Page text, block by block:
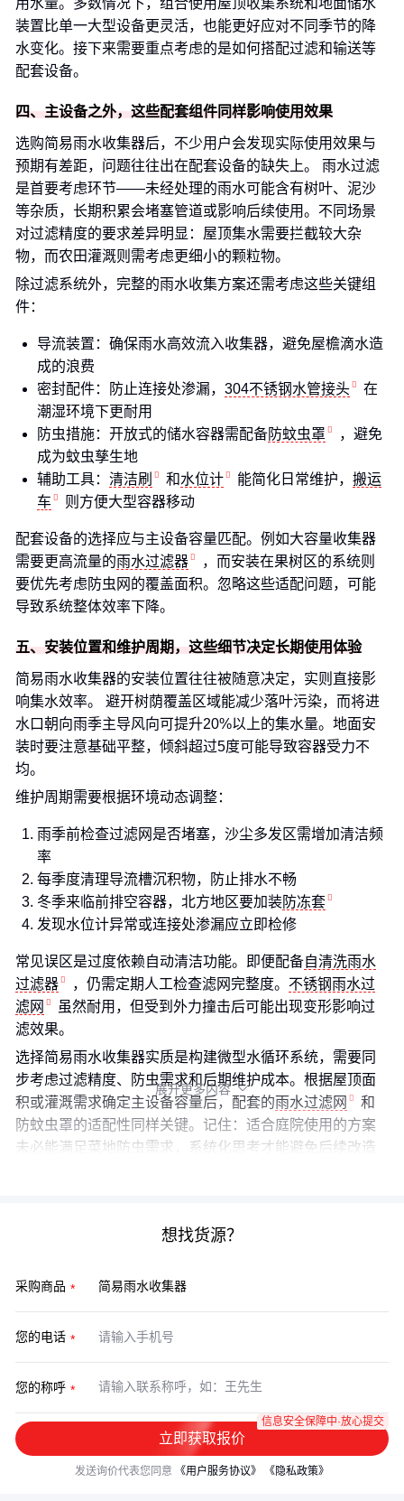
用水量。多数情况下，组合使用屋顶收集系统和地面储水
装置比单一大型设备更灵活，也能更好应对不同季节的降
水变化。接下来需要重点考虑的是如何搭配过滤和输送等
配套设备。
四、主设备之外，这些配套组件同样影响使用效果
选购简易雨水收集器后，不少用户会发现实际使用效果与
预期有差距，问题往往出在配套设备的缺失上。 雨水过滤
是首要考虑环节——未经处理的雨水可能含有树叶、泥沙
等杂质，长期积累会堵塞管道或影响后续使用。不同场景
对过滤精度的要求差异明显：屋顶集水需要拦截较大杂
物，而农田灌溉则需考虑更细小的颗粒物。
除过滤系统外，完整的雨水收集方案还需考虑这些关键组
件：
导流装置：确保雨水高效流入收集器，避免屋檐滴水造
成的浪费
密封配件：防止连接处渗漏， 304不锈钢水管接头
在
潮湿环境下更耐用
防虫措施：开放式的储水容器需配备防蚊虫罩
，避免
成为蚊虫孳生地
辅助工具： 清洁刷 和水位计 能简化日常维护， 搬运
车
则方便大型容器移动
配套设备的选择应与主设备容量匹配。例如大容量收集器
需要更高流量的雨水过滤器
，而安装在果树区的系统则
要优先考虑防虫网的覆盖面积。忽略这些适配问题，可能
导致系统整体效率下降。
五、安装位置和维护周期，这些细节决定长期使用体验
简易雨水收集器的安装位置往往被随意决定，实则直接影
响集水效率。 避开树荫覆盖区域能减少落叶污染，而将进
水口朝向雨季主导风向可提升20%以上的集水量。地面安
装时要注意基础平整，倾斜超过5度可能导致容器受力不
均。
维护周期需要根据环境动态调整：
雨季前检查过滤网是否堵塞，沙尘多发区需增加清洁频
率
每季度清理导流槽沉积物，防止排水不畅
冬季来临前排空容器，北方地区要加装防冻套
发现水位计异常或连接处渗漏应立即检修
常见误区是过度依赖自动清洁功能。即便配备自清洗雨水
过滤器
，仍需定期人工检查滤网完整度。 不锈钢雨水过
滤网
虽然耐用，但受到外力撞击后可能出现变形影响过
滤效果。
选择简易雨水收集器实质是构建微型水循环系统，需要同
步考虑过滤精度、防虫需求和后期维护成本。根据屋顶面
积或灌溉需求确定主设备容量后，配套的雨水过滤网
和
防蚊虫罩的适配性同样关键。记住：适合庭院使用的方案
未必能满足菜地防虫需求，系统化思考才能避免后续改造
展开更多内容 
想找货源？
采购商品
您的电话
您的称呼
立即获取报价
信息安全保障中·放心提交
发送询价代表您同意 《用户服务协议》 《隐私政策》